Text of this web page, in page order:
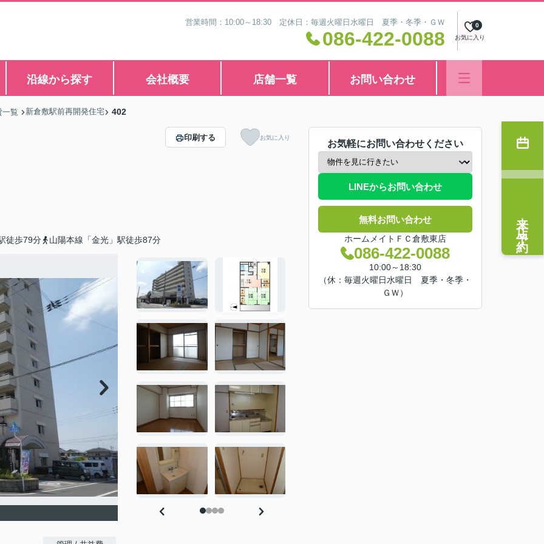
営業時間：10:00～18:30 定休日：毎週火曜日水曜日 夏季・冬季・ＧＷ
086-422-0088 お気に入り
0
沿線から探す 会社概要 店舗一覧 お問い合わせ
一覧 新倉敷駅前再開発住宅 402
徒歩79分 山陽本線「金光」駅徒歩87分
印刷する お気に入り
お気軽にお問い合わせください
LINEからお問い合わせ
無料お問い合わせ
ホームメイトＦＣ倉敷東店
086-422-0088
10:00～18:30
（休：毎週火曜日水曜日 夏季・冬季・
ＧＷ）
来店予約